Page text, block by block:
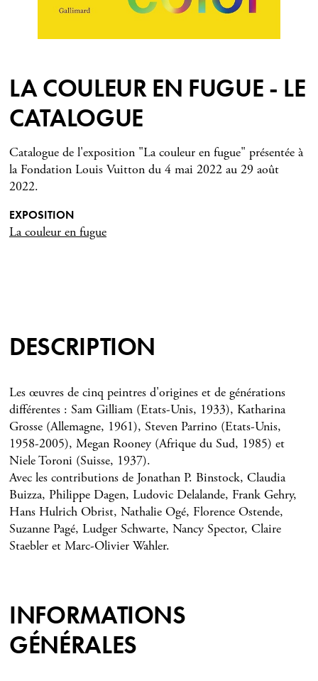
LA COULEUR EN FUGUE - LE
CATALOGUE
Catalogue de l'exposition "La couleur en fugue" présentée à
la Fondation Louis Vuitton du 4 mai 2022 au 29 août
2022.
EXPOSITION
La couleur en fugue
DESCRIPTION
Les œuvres de cinq peintres d'origines et de générations
différentes : Sam Gilliam (Etats-Unis, 1933), Katharina
Grosse (Allemagne, 1961), Steven Parrino (Etats-Unis,
1958-2005), Megan Rooney (Afrique du Sud, 1985) et
Niele Toroni (Suisse, 1937).
Avec les contributions de Jonathan P. Binstock, Claudia
Buizza, Philippe Dagen, Ludovic Delalande, Frank Gehry,
Hans Hulrich Obrist, Nathalie Ogé, Florence Ostende,
Suzanne Pagé, Ludger Schwarte, Nancy Spector, Claire
Staebler et Marc-Olivier Wahler.
INFORMATIONS
GÉNÉRALES